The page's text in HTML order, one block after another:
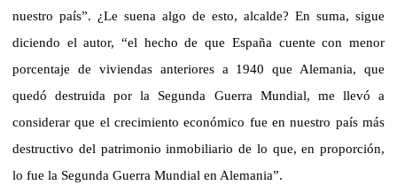
nuestro país”. ¿Le suena algo de esto, alcalde? En suma, sigue
diciendo el autor, “el hecho de que España cuente con menor
porcentaje de viviendas anteriores a 1940 que Alemania, que
quedó destruida por la Segunda Guerra Mundial, me llevó a
considerar que el crecimiento económico fue en nuestro país más
destructivo del patrimonio inmobiliario de lo que, en proporción,
lo fue la Segunda Guerra Mundial en Alemania”.